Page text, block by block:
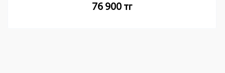
76 900 тг